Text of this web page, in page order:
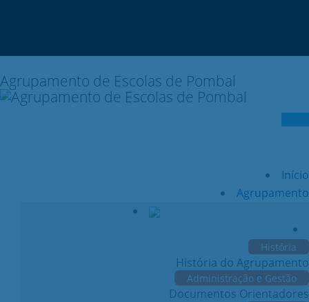
for:
Agrupamento de Escolas de Pombal
Início
Agrupamento
História
História do Agrupamento
Administração e Gestão
Documentos Orientadores